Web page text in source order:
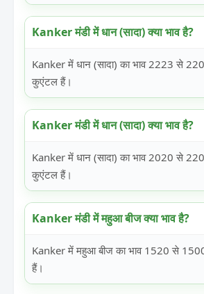
Kanker मंडी में धान (सादा) क्या भाव है?
Kanker में धान (सादा) का भाव 2223 से
कुएंटल हैं।
Kanker मंडी में धान (सादा) क्या भाव है?
Kanker में धान (सादा) का भाव 2020 से
कुएंटल हैं।
Kanker मंडी में महुआ बीज क्या भाव है?
Kanker में महुआ बीज का भाव 1520 से
हैं।